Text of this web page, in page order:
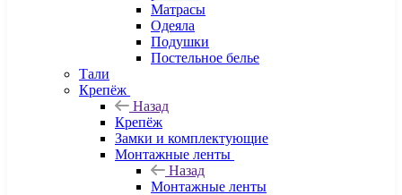
Матрасы
Одеяла
Подушки
Постельное белье
Тали
Крепёж
Назад
Крепёж
Замки и комплектующие
Монтажные ленты
Назад
Монтажные ленты